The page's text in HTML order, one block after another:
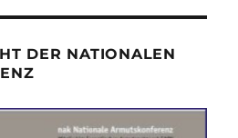
DER NATIONALEN